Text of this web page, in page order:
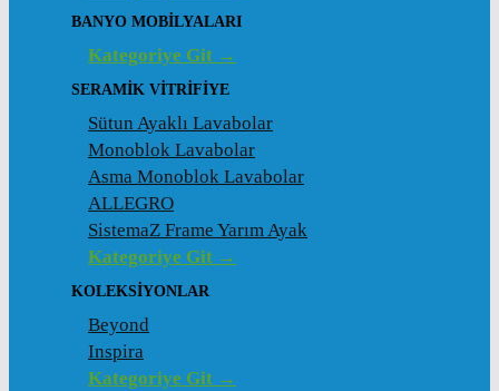
BANYO MOBILYALARI
Kategoriye Git →
SERAMIK VITRIFIYE
Sütun Ayaklı Lavabolar
Monoblok Lavabolar
Asma Monoblok Lavabolar
ALLEGRO
SistemaZ Frame Yarım Ayak
Kategoriye Git →
KOLEKSİYONLAR
Beyond
Inspira
Kategoriye Git →